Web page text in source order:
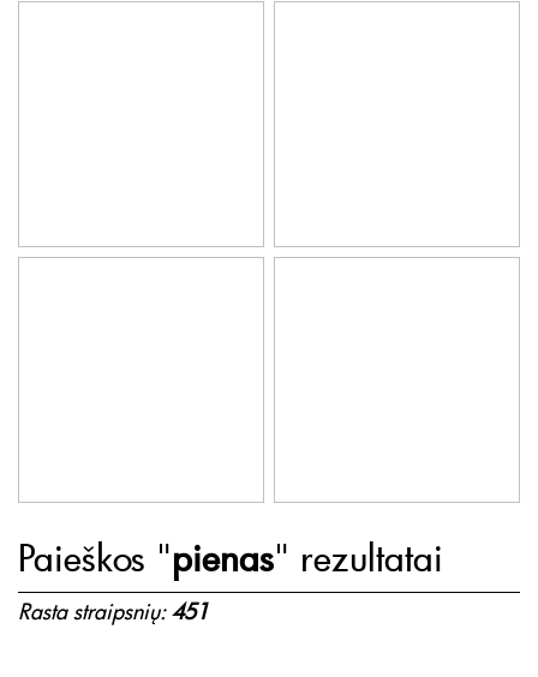
Paieškos "pienas" rezultatai
Rasta straipsnių:451